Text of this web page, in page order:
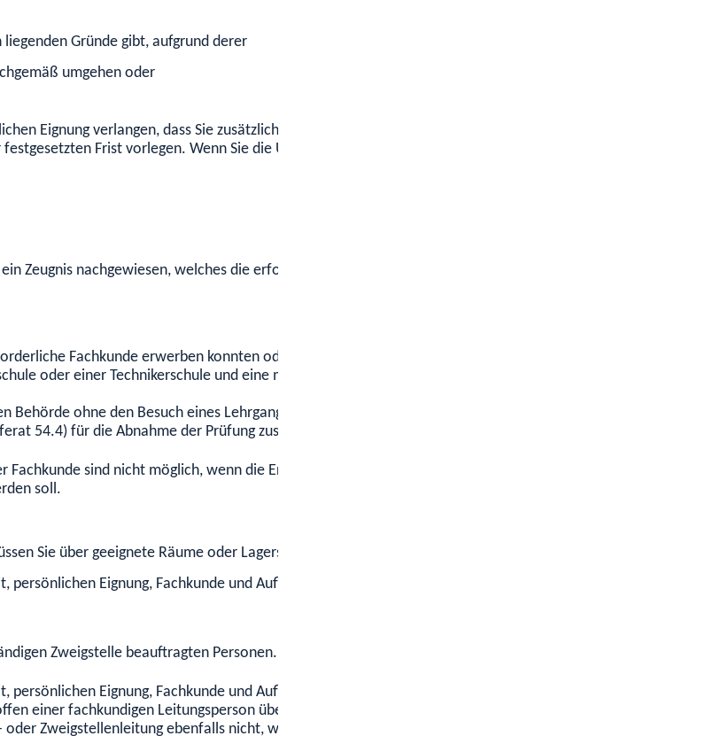
Gründe gibt, aufgrund derer
umgehen oder
Eignung verlangen, dass Sie zusätzliche Gutachten vorlegen. Das können amts- oder fachärztliche oder
Frist vorlegen. Wenn Sie die Untersuchung verweigern oder das Gutachten nicht fristgerecht
Zeugnis nachgewiesen, welches die erfolgreiche Teilnahme an einem staatlichen oder staatlich
Fachkunde erwerben konnten oder
oder einer Technikerschule und eine mindestens einjährige praktisc
ohne den Besuch eines Lehrgangs.
54.4) für die Abnahme der Prüfung zuständig.
sind nicht möglich, wenn die Erlaubnis zur Ausführung von Sprengarbeiten oder zum Umgang
soll.
Sie über geeignete Räume oder Lagerstätten zur Aufbewahrung verfügen.
Eignung, Fachkunde und Aufbewahrung gelten für
Zweigstelle beauftragten Personen.
persönlichen Eignung, Fachkunde und Aufbewahrung
einer fachkundigen Leitungsperson übertragen wird.
Zweigstellenleitung ebenfalls nicht, wenn die Leitung des Umgangs und Verkehrs mit